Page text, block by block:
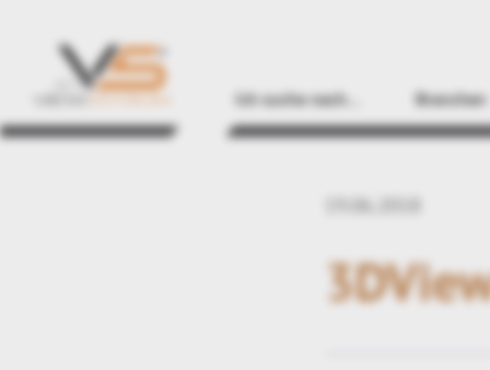
Ich suche nach… Branchen
19.06.2018